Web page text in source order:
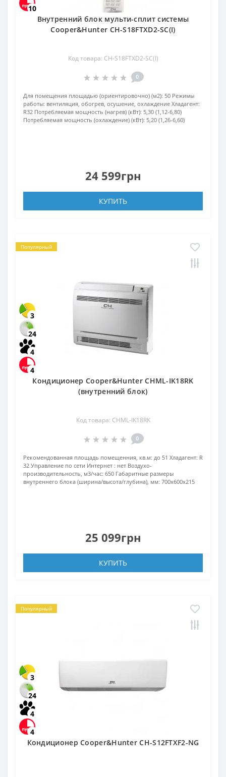
10
Внутренний блок мульти-сплит системы
Cooper&Hunter CH-S18FTXD2-SC(I)
Код товара: CH-S18FTXD2-SC(I)
0
Для помещения площадью (ориентировочно) (м2): 50 Режимы
работы: вентиляция, обогрев, осушение, охлаждение Хладагент:
R32 Потребляемая мощность (нагрев) (кВт): 5,30 (1,12-6,80)
Потребляемая мощность (охлаждение) (кВт): 5,20 (1,26-6,60)
24 599грн
КУПИТЬ
Популярный
3
24
4
4
Кондиционер Cooper&Hunter СHML-IK18RK
(внутренний блок)
Код товара: СHML-IK18RK
0
Рекомендованная площадь помещенния, кв.м: до 51 Хладагент: R
32 Управление по сети Интернет : нет Воздухо-
производительность, м3/час: 650 Габаритные размеры
внутреннего блока (ширина/высота/глубина), мм: 700х600х215
25 099грн
КУПИТЬ
Популярный
3
24
4
4
Кондиционер Cooper&Hunter CH-S12FTXF2-NG